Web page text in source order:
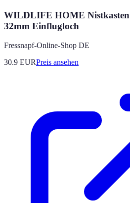
WILDLIFE HOME
32mm Einflugloch
Fressnapf-Online-Shop DE
30.9 EURPreis ansehen